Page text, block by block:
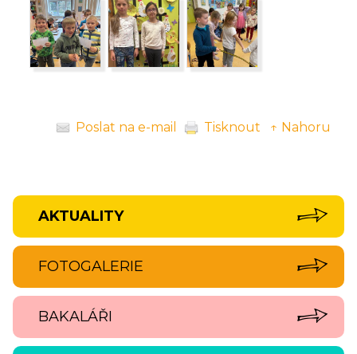
Poslat na e-mail Tisknout ↑ Nahoru
AKTUALITY
FOTOGALERIE
BAKALÁŘI